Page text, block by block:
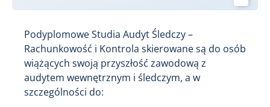
Podyplomowe Studia Audyt Śledczy –
Rachunkowość i Kontrola skierowane są do osób
wiążących swoją przyszłość zawodową z
audytem wewnętrznym i śledczym, a w
szczególności do: